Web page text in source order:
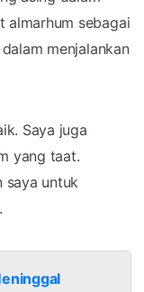
almarhum sebagai
menjalankan
Saya juga
yang taat.
saya untuk